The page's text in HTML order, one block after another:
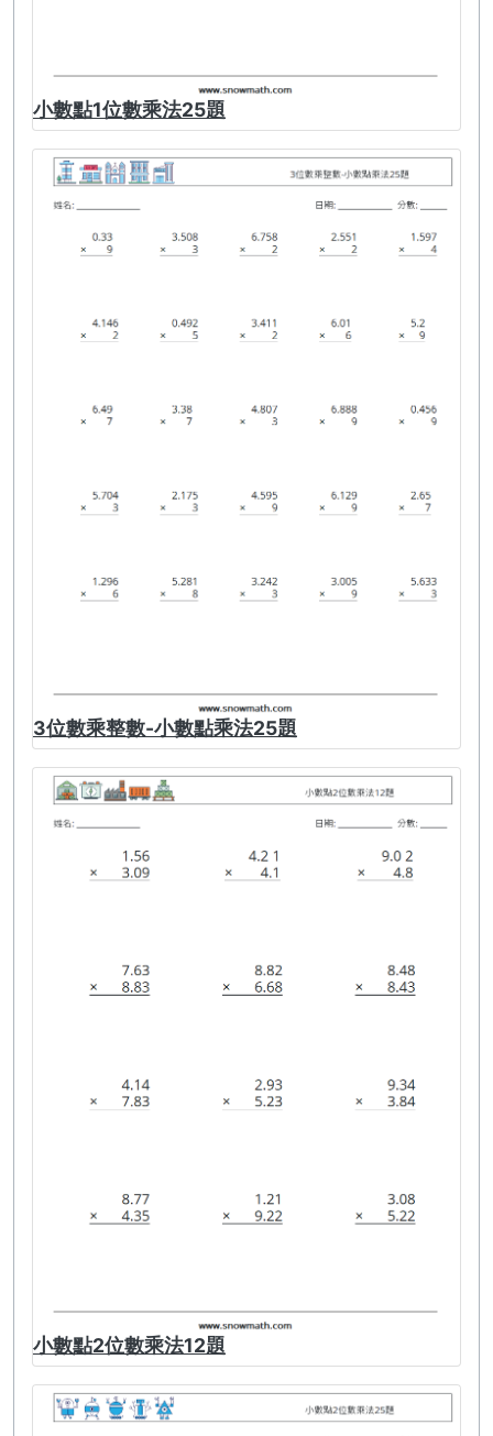
小數點1位數乘法25題
3位數乘整數-小數點乘法25題
小數點2位數乘法12題